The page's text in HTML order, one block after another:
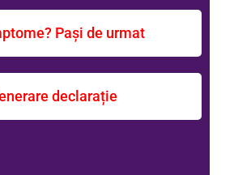
Pași de urmat
declarație